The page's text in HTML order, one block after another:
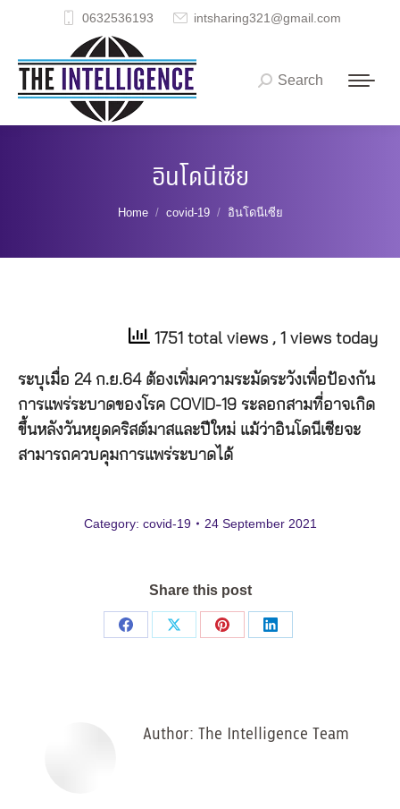
0632536193 intsharing321@gmail.com
Search:
Search
อินโดนีเซีย
You are here:
Home covid-19 อินโดนีเซีย
1751 total views , 1 views today
ระบุเมื่อ 24 ก.ย.64 ต้องเพิ่มความระมัดระวังเพื่อป้องกัน
การแพร่ระบาดของโรค COVID-19 ระลอกสามที่อาจเกิด
ขึ้นหลังวันหยุดคริสต์มาสและปีใหม่ แม้ว่าอินโดนีเซียจะ
สามารถควบคุมการแพร่ระบาดได้
Category: covid-19 24 September 2021
Share this post
Share
Share
Share
Share
Author: The Intelligence Team